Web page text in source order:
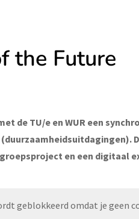
the Future
de TU/e en WUR een
en een digitaal
geblokkeerd omdat je geen